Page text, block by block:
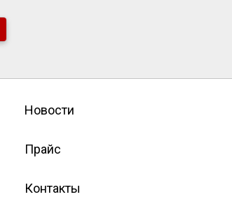
Новости
Прайс
Контакты